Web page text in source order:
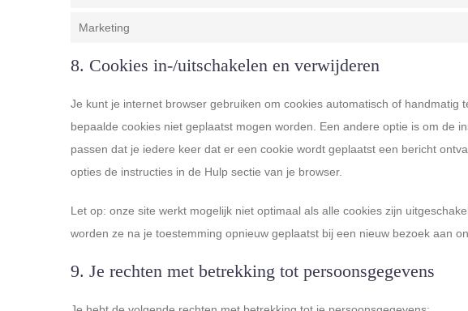
Marketing
8. Cookies in-/uitschakelen en verwijderen
Je kunt je internet browser gebruiken om cookies automatisch of handmatig
bepaalde cookies niet geplaatst mogen worden. Een andere optie is om de
passen dat je iedere keer dat er een cookie wordt geplaatst een bericht
opties de instructies in de Hulp sectie van je browser.
Let op: onze site werkt mogelijk niet optimaal als alle cookies zijn
worden ze na je toestemming opnieuw geplaatst bij een nieuw bezoek aan
9. Je rechten met betrekking tot persoonsgegevens